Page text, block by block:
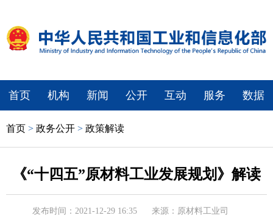
首页 机构 新闻 公开 互动 服务 数据
首页 > 政务公开 > 政策解读
《“十四五”原材料工业发展规划》解读
发布时间：2021-12-29 16:35 来源：原材料工业司